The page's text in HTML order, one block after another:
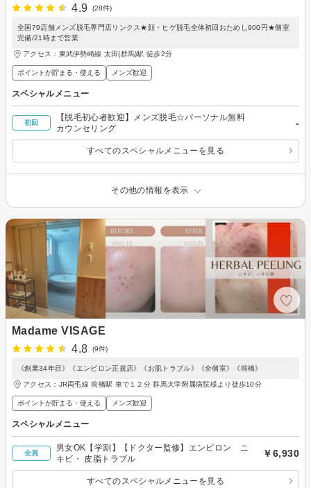
4.9
(28件)
全国79店舗メンズ脱毛専門店リンクス★顔・ヒゲ脱毛全体初回おためし900円★個室
完備/21時まで営業
アクセス：東武伊勢崎線 太田(群馬)駅 徒歩2分
ポイントが貯まる・使える メンズ歓迎
スペシャルメニュー
初回
【脱毛初心者歓迎】メンズ脱毛☆パーソナル無料
カウンセリング
-
すべてのスペシャルメニューを見る
その他の情報を表示
Madame VISAGE
4.8
(9件)
《創業34年目》《エンビロン正規店》《お肌トラブル》《全個室》《前橋》
アクセス：JR両毛線 前橋駅 車で１２分 群馬大学附属病院様より徒歩10分
ポイントが貯まる・使える メンズ歓迎
スペシャルメニュー
全員
男女OK【学割】【ドクター監修】エンビロン ニ
キビ・ 皮脂トラブル
￥6,930
すべてのスペシャルメニューを見る